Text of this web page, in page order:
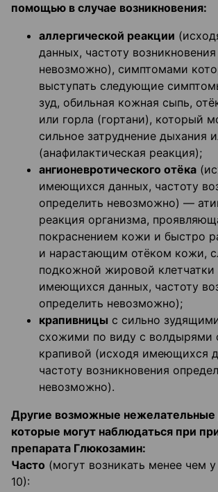
помощью в случае возникновения:
аллергической реакции
данных, частоту
невозможно), симптомами
выступать следующие
зуд, обильная кожная сыпь,
или горла (гортани), который
сильное затруднение дыхания
(анафилактическая реакция);
ангионевротического отёка
имеющихся данных, частоту
определить невозможно) —
реакция организма,
покраснением кожи и быстро
и нарастающим отёком кожи,
подкожной жировой клетчатки
имеющихся данных, частоту
определить невозможно);
крапивницы с сильно
схожими по виду с волдырями
крапивой (исходя имеющихся
частоту возникновения
невозможно).
Другие возможные нежелательные
которые могут наблюдаться при
препарата Глюкозамин:
Часто (могут возникать менее чем
10):